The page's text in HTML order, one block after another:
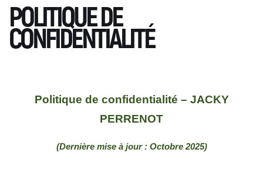
POLITIQUE DE
CONFIDENTIALITÉ
Politique de confidentialité – JACKY
PERRENOT
(Dernière mise à jour : Octobre 2025)